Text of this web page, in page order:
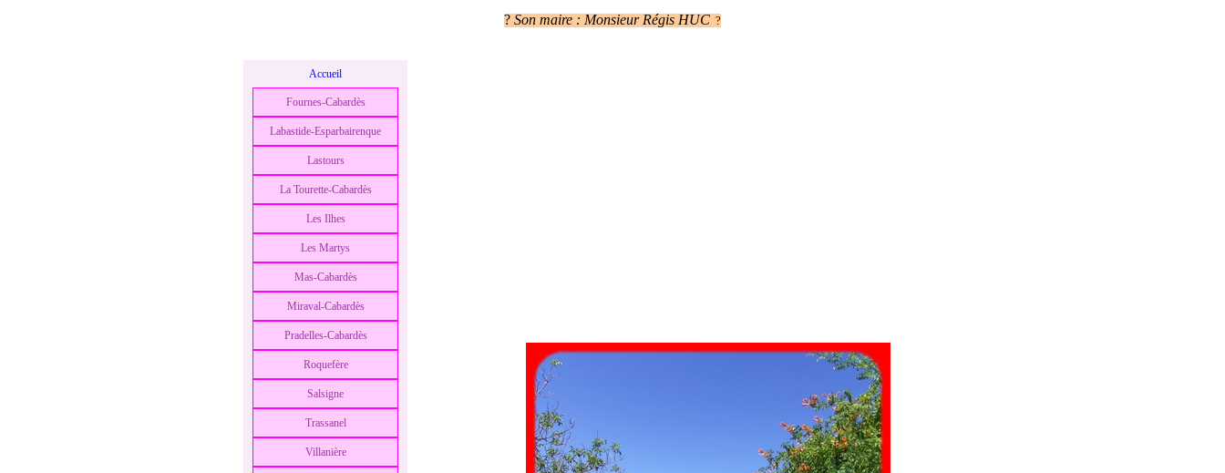
? Son maire : Monsieur Régis HUC ?
Accueil
Fournes-Cabardès
Labastide-Esparbairenque
Lastours
La Tourette-Cabardès
Les Ilhes
Les Martys
Mas-Cabardès
Miraval-Cabardès
Pradelles-Cabardès
Roquefère
Salsigne
Trassanel
Villanière